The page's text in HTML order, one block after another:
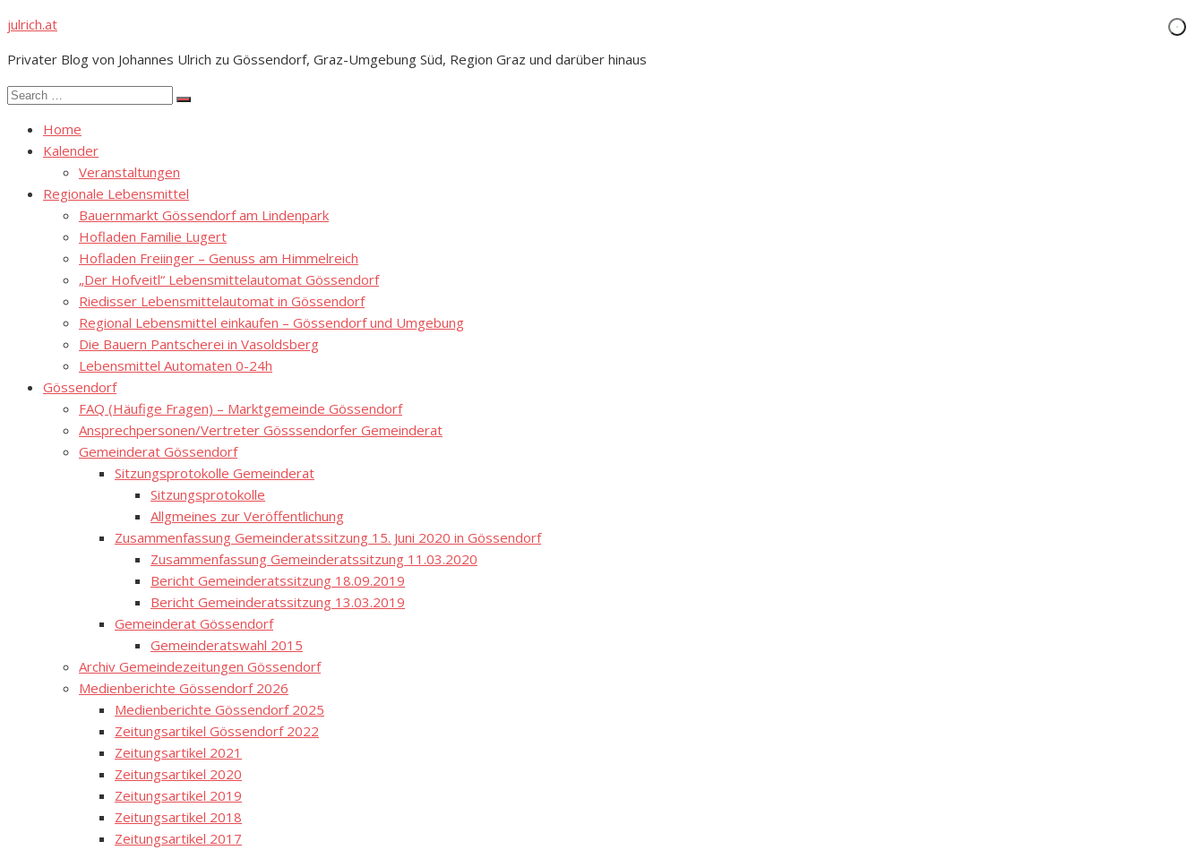
Skip
content
julrich.at
Privater Blog von Johannes Ulrich zu Gössendorf, Graz-Umgebung Süd, Region Graz und darüber hinaus
Search
Search
Home
Kalender
Veranstaltungen
Regionale Lebensmittel
Bauernmarkt Gössendorf am Lindenpark
Hofladen Familie Lugert
Hofladen Freiinger – Genuss am Himmelreich
„Der Hofveitl“ Lebensmittelautomat Gössendorf
Riedisser Lebensmittelautomat in Gössendorf
Regional Lebensmittel einkaufen – Gössendorf und Umgebung
Die Bauern Pantscherei in Vasoldsberg
Lebensmittel Automaten 0-24h
Gössendorf
FAQ (Häufige Fragen) – Marktgemeinde Gössendorf
Ansprechpersonen/Vertreter Gösssendorfer Gemeinderat
Gemeinderat Gössendorf
Sitzungsprotokolle Gemeinderat
Sitzungsprotokolle
Allgmeines zur Veröffentlichung
Zusammenfassung Gemeinderatssitzung 15. Juni 2020 in Gössendorf
Zusammenfassung Gemeinderatssitzung 11.03.2020
Bericht Gemeinderatssitzung 18.09.2019
Bericht Gemeinderatssitzung 13.03.2019
Gemeinderat Gössendorf
Gemeinderatswahl 2015
Archiv Gemeindezeitungen Gössendorf
Medienberichte Gössendorf 2026
Medienberichte Gössendorf 2025
Zeitungsartikel Gössendorf 2022
Zeitungsartikel 2021
Zeitungsartikel 2020
Zeitungsartikel 2019
Zeitungsartikel 2018
Zeitungsartikel 2017